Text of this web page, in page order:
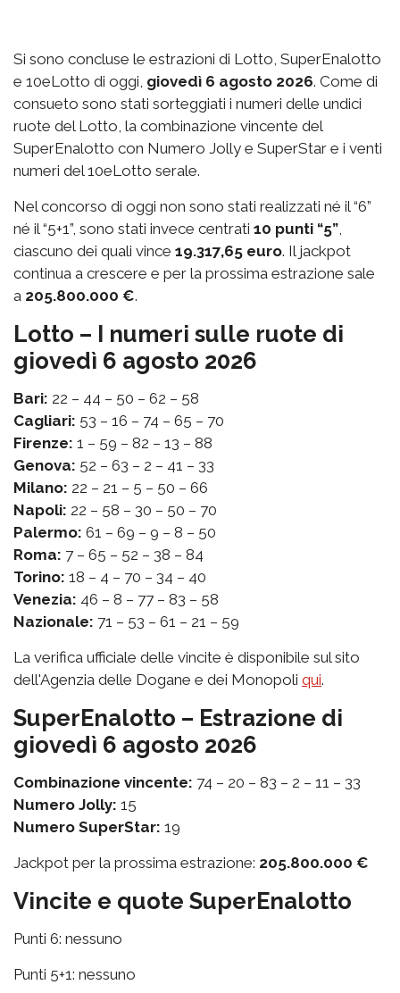
Si sono concluse le estrazioni di Lotto, SuperEnalotto
e 10eLotto di oggi, giovedì 6 agosto 2026. Come di
consueto sono stati sorteggiati i numeri delle undici
ruote del Lotto, la combinazione vincente del
SuperEnalotto con Numero Jolly e SuperStar e i venti
numeri del 10eLotto serale.
Nel concorso di oggi non sono stati realizzati né il “6”
né il “5+1”, sono stati invece centrati 10 punti “5”
ciascuno dei quali vince 19.317,65 euro. Il jackpot
continua a crescere e per la prossima estrazione sale
a 205.800.000 €.
Lotto – I numeri sulle ruote di
giovedì 6 agosto 2026
Bari: 22 – 44 – 50 – 62 – 58
Cagliari: 53 – 16 – 74 – 65 – 70
Firenze: 1 – 59 – 82 – 13 – 88
Genova: 52 – 63 – 2 – 41 – 33
Milano: 22 – 21 – 5 – 50 – 66
Napoli: 22 – 58 – 30 – 50 – 70
Palermo: 61 – 69 – 9 – 8 – 50
Roma: 7 – 65 – 52 – 38 – 84
Torino: 18 – 4 – 70 – 34 – 40
Venezia: 46 – 8 – 77 – 83 – 58
Nazionale: 71 – 53 – 61 – 21 – 59
La verifica ufficiale delle vincite è disponibile sul sito
dell'Agenzia delle Dogane e dei Monopoli qui.
SuperEnalotto – Estrazione di
giovedì 6 agosto 2026
Combinazione vincente: 74 – 20 – 83 – 2 – 11 – 33
Numero Jolly: 15
Numero SuperStar: 19
Jackpot per la prossima estrazione: 205.800.000 €
Vincite e quote SuperEnalotto
Punti 6: nessuno
Punti 5+1: nessuno